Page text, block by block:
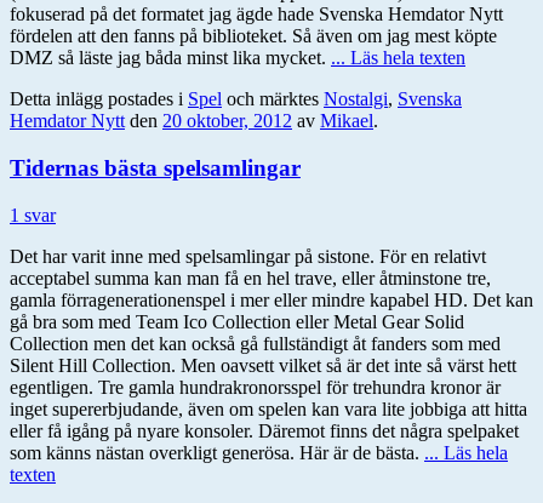
fokuserad på det formatet jag ägde hade Svenska Hemdator Nytt
fördelen att den fanns på biblioteket. Så även om jag mest köpte
DMZ så läste jag båda minst lika mycket. ... Läs hela texten
Detta inlägg postades i Spel och märktes Nostalgi, Svenska
Hemdator Nytt den 20 oktober, 2012 av Mikael.
Tidernas bästa spelsamlingar
1 svar
Det har varit inne med spelsamlingar på sistone. För en relativt
acceptabel summa kan man få en hel trave, eller åtminstone tre,
gamla förragenerationenspel i mer eller mindre kapabel HD. Det kan
gå bra som med Team Ico Collection eller Metal Gear Solid
Collection men det kan också gå fullständigt åt fanders som med
Silent Hill Collection. Men oavsett vilket så är det inte så värst hett
egentligen. Tre gamla hundrakronorsspel för trehundra kronor är
inget supererbjudande, även om spelen kan vara lite jobbiga att hitta
eller få igång på nyare konsoler. Däremot finns det några spelpaket
som känns nästan overkligt generösa. Här är de bästa. ... Läs hela
texten